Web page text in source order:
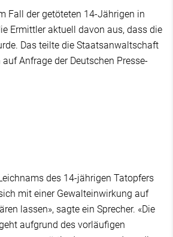
Fall der getöteten 14-Jährigen in
Ermittler aktuell davon aus, dass die
Das teilte die Staatsanwaltschaft
Anfrage der Deutschen Presse-
des 14-jährigen Tatopfers
mit einer Gewalteinwirkung auf
lassen», sagte ein Sprecher. «Die
aufgrund des vorläufigen